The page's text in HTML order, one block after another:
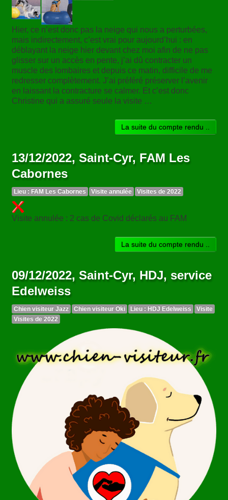
Hier, ce n’est donc pas la neige qui nous a perturbées,
mais indirectement, c’est vrai pour aujourd’hui : en
déblayant la neige hier devant chez moi afin de ne pas
glisser sur un accès en pente, j’ai dû contracter un
muscle des lombaires et depuis ce matin, difficile de me
redresser complètement. J’ai préféré préserver l’avenir
en laissant la contracture se calmer. Et c’est donc
Christine qui a assuré seule la visite …
La suite du compte rendu ..
13/12/2022, Saint-Cyr, FAM Les
Cabornes
Lieu : FAM Les Cabornes Visite annulée Visites de 2022
Visite annulée : 2 cas de Covid déclarés au FAM
La suite du compte rendu ..
09/12/2022, Saint-Cyr, HDJ, service
Edelweiss
Chien visiteur Jazz Chien visiteur Oki Lieu : HDJ Edelweiss
Visite
Visites de 2022